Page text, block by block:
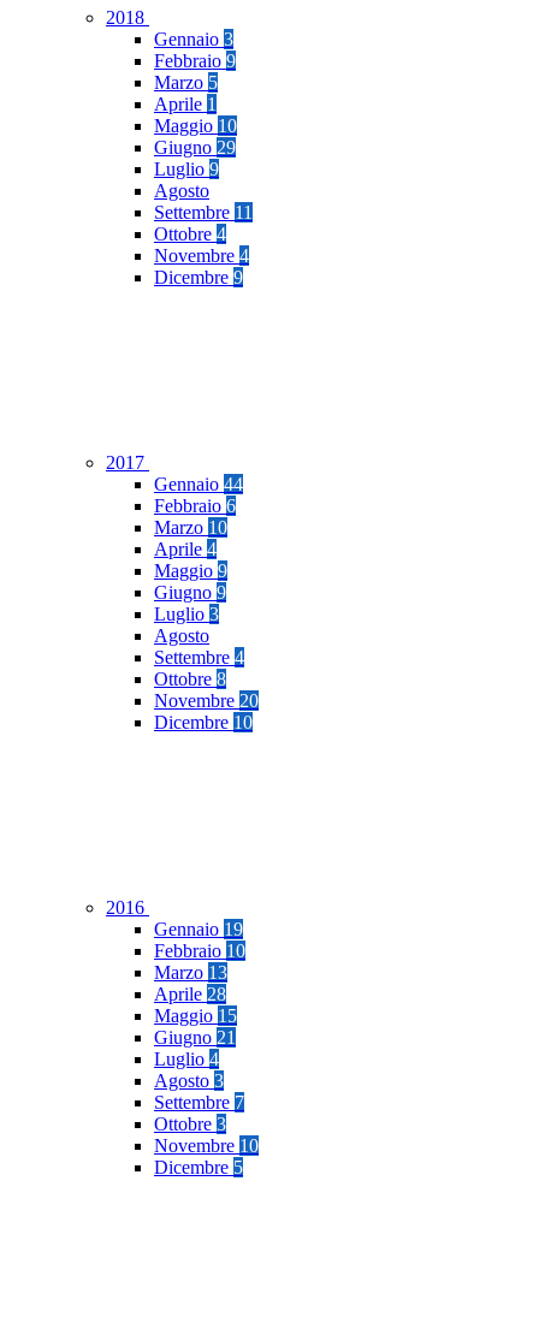
2018
Gennaio 3
Febbraio 9
Marzo 5
Aprile 1
Maggio 10
Giugno 29
Luglio 9
Agosto
Settembre 11
Ottobre 4
Novembre 4
Dicembre 9
2017
Gennaio 44
Febbraio 6
Marzo 10
Aprile 4
Maggio 9
Giugno 9
Luglio 3
Agosto
Settembre 4
Ottobre 8
Novembre 20
Dicembre 10
2016
Gennaio 19
Febbraio 10
Marzo 13
Aprile 28
Maggio 15
Giugno 21
Luglio 4
Agosto 3
Settembre 7
Ottobre 3
Novembre 10
Dicembre 5